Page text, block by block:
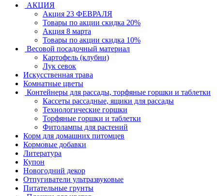
АКЦИЯ
Акция 23 ФЕВРАЛЯ
Товары по акции скидка 20%
Акция 8 марта
Товары по акции скидка 10%
Весовой посадочный материал
Картофель (клубни)
Лук севок
Искусственная трава
Комнатные цветы
Контейнеры для рассады, торфяные горшки и таблетки
Кассеты рассадные, ящики для рассады
Технологические горшки
Торфяные горшки и таблетки
Фитолампы для растений
Корм для домашних питомцев
Кормовые добавки
Литература
Купон
Новогодний декор
Отпугиватели ультразвуковые
Питательные грунты